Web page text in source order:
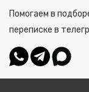
Помогаем в
переписке в